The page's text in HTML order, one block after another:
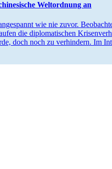
Weltordnung an
wie nie zuvor.
die diplo­ma­ti­schen
doch noch zu verhindern. Im